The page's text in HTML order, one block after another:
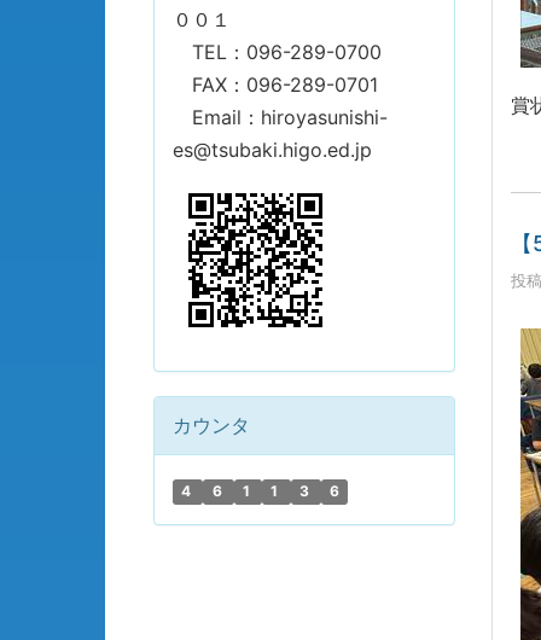
賞
投
００１
TEL：096-289-0700
FAX：096-289-0701
Email：hiroyasunishi-
es@tsubaki.higo.ed.jp
カウンタ
4 6 1 1 3 6